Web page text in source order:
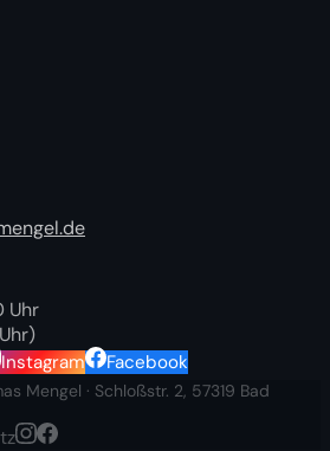
Uhr
Instagram Facebook
Mengel · Schloßstr. 2, 57319 Bad